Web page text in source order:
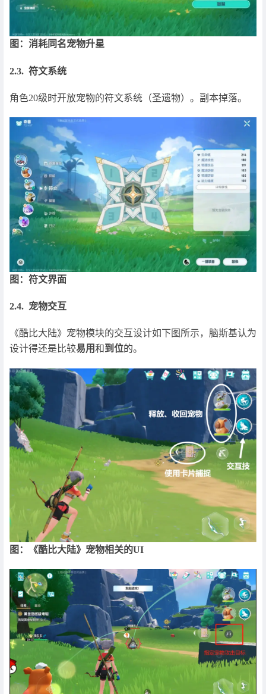
图：消耗同名宠物升星
2.3. 符文系统
角色20级时开放宠物的符文系统（圣遗物）。副本掉落。
图：符文界面
2.4. 宠物交互
《酷比大陆》宠物模块的交互设计如下图所示，脑斯基认为
设计得还是比较易用和到位的。
图：《酷比大陆》宠物相关的UI